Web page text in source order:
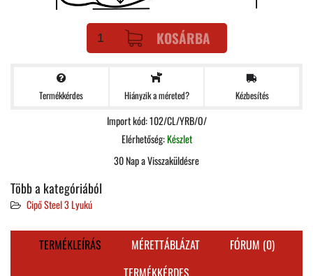
KOSÁRBA
Termékkérdes Hiányzik a méreted? Kézbesítés
Import kód: 102/CL/YRB/O/
Elérhetőség:Készlet
30 Nap a Visszaküldésre
Több a kategóriából
Cipő Steel 3 Lyukú
TERMÉKLEÍRÁS MÉRETTÁBLÁZAT
FÓRUM (0)
TERMÉKKÉRDES